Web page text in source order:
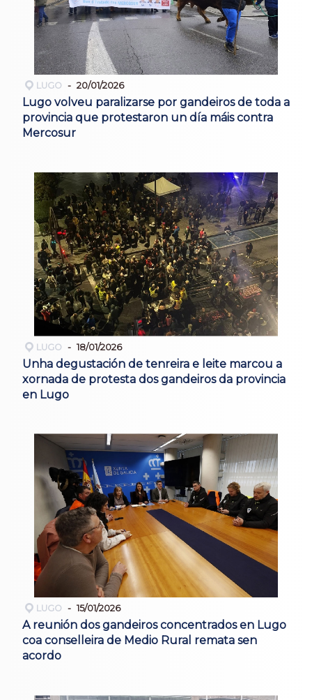
LUGO 20/01/2026
Lugo volveu paralizarse por gandeiros de toda a
provincia que protestaron un día máis contra
Mercosur
LUGO 18/01/2026
Unha degustación de tenreira e leite marcou a
xornada de protesta dos gandeiros da provincia
en Lugo
LUGO 15/01/2026
A reunión dos gandeiros concentrados en Lugo
coa conselleira de Medio Rural remata sen
acordo